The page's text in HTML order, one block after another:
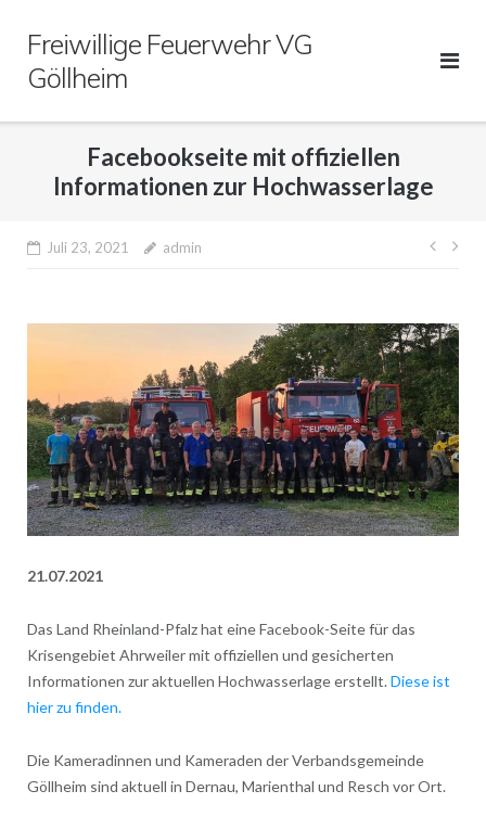
Freiwillige Feuerwehr VG
Göllheim
Facebookseite mit offiziellen
Informationen zur Hochwasserlage
Juli 23, 2021 admin
21.07.2021
Das Land Rheinland-Pfalz hat eine Facebook-Seite für das
Krisengebiet Ahrweiler mit offiziellen und gesicherten
Informationen zur aktuellen Hochwasserlage erstellt. Diese ist
hier zu finden.
Die Kameradinnen und Kameraden der Verbandsgemeinde
Göllheim sind aktuell in Dernau, Marienthal und Resch vor Ort.